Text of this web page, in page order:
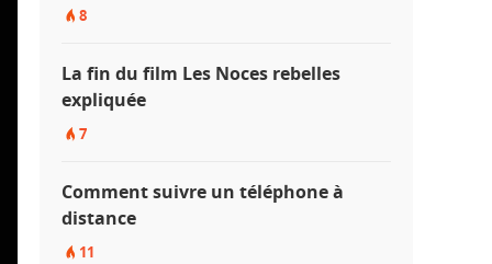
8
La fin du film Les Noces rebelles
expliquée
7
Comment suivre un téléphone à
distance
11